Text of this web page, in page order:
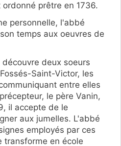
prêtre en 1736.
personnelle, l'abbé
temps aux oeuvres de
deux soeurs
Saint-Victor, les
entre elles
le père Vanin,
il accepte de le
aux jumelles. L'abbé
employés par ces
transforme en école